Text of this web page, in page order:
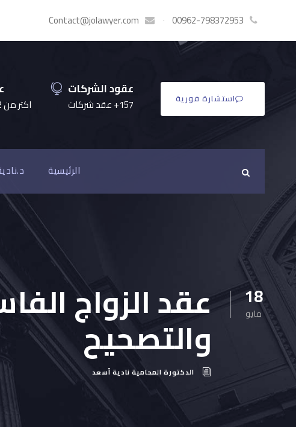
00962-798372953
·
Contact@jolawyer.com
اكثر من 22 عقد خبرة
عقود الشركات
157+ عقد شركات استشارة فورية
الرئيسية
18
مايو عقد الزواج
والتصحيح
الدكتورة المحامية نادية أسعد